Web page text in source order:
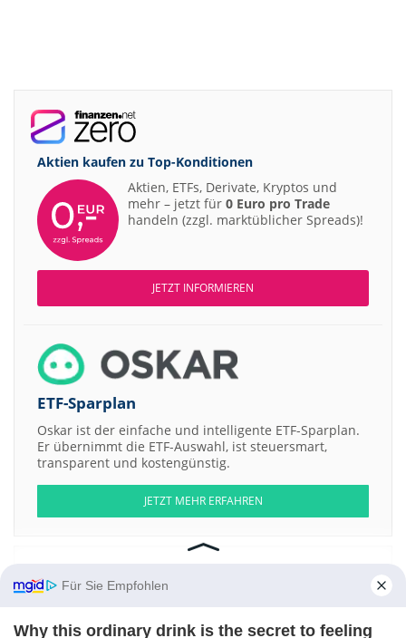
Aktien kaufen zu Top-Konditionen
Aktien, ETFs, Derivate, Kryptos und
mehr – jetzt für 0 Euro pro Trade
handeln (zzgl. marktüblicher Spreads)!
JETZT INFORMIEREN
ETF-Sparplan
Oskar ist der einfache und intelligente ETF-Sparplan.
Er übernimmt die ETF-Auswahl, ist steuersmart,
transparent und kostengünstig.
JETZT MEHR ERFAHREN
S&P 500
Für Sie Empfohlen
Why this ordinary drink is the secret to feeling